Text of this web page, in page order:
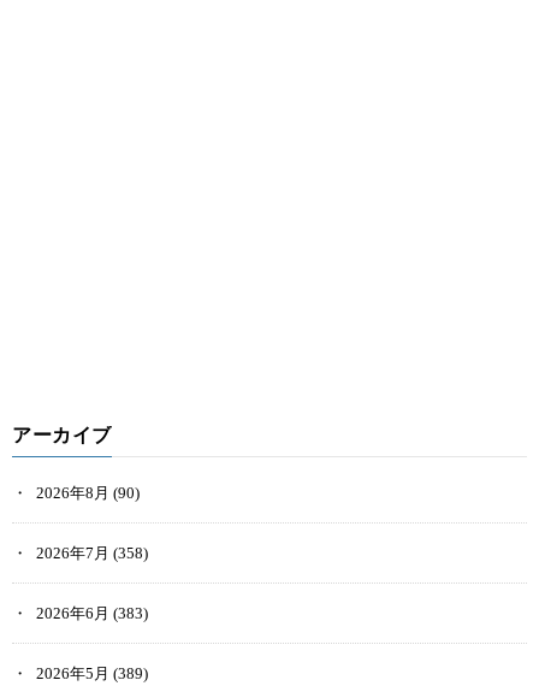
アーカイブ
2026年8月 (90)
2026年7月 (358)
2026年6月 (383)
2026年5月 (389)